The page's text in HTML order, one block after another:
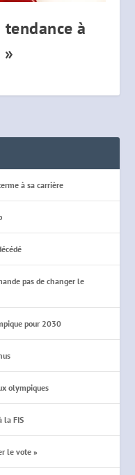
à
à sa carrière
pas de changer le
pour 2030
olympiques
la FIS
le vote »